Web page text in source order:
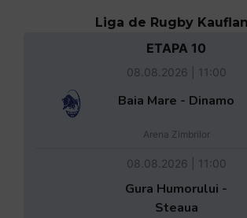
Liga de Rugby
ETAPA 10
08.08.2026 | 11:00
Baia Mare - Dinamo
Arena Zimbrilor
08.08.2026 | 11:00
Gura Humorului -
Steaua